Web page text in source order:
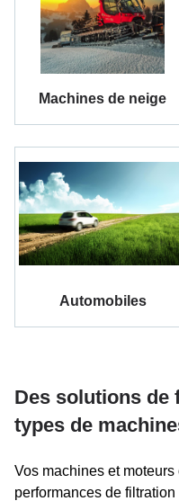
Machines de neige
Automobiles
Des solutions
types de
Vos machines et
performances de